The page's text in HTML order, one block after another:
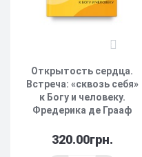
Открытость сердца.
Встреча: «сквозь себя»
к Богу и человеку.
Фредерика де Грааф
320.00грн.